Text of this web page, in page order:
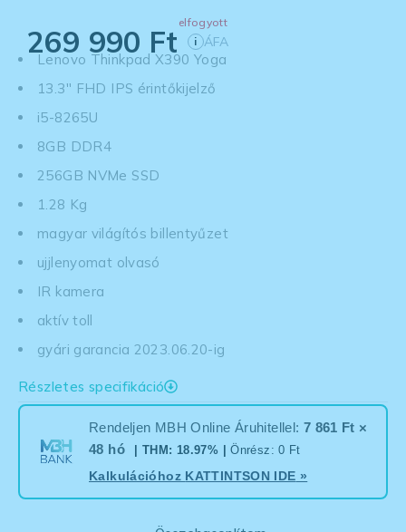
elfogyott
269 990 Ft i ÁFA
Lenovo Thinkpad X390 Yoga
13.3'' FHD IPS érintőkijelző
i5-8265U
8GB DDR4
256GB NVMe SSD
1.28 Kg
magyar világítós billentyűzet
ujjlenyomat olvasó
IR kamera
aktív toll
gyári garancia 2023.06.20-ig
Részletes specifikáció
Rendeljen MBH Online Áruhitellel: 7 861 Ft ×
48 hó
| THM: 18.97% |Önrész: 0 Ft
Kalkulációhoz KATTINTSON IDE »